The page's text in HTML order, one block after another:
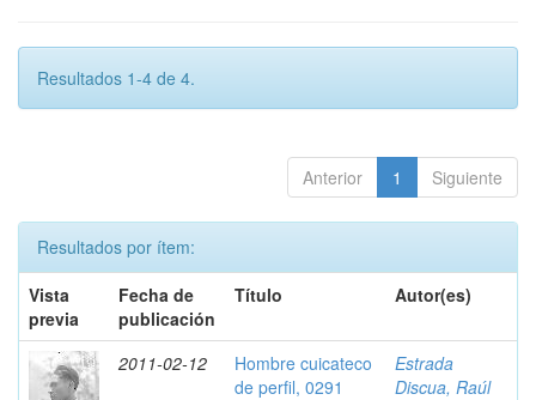
Resultados 1-4 de 4.
Anterior 1 Siguiente
Resultados por ítem:
Vista
previa
Fecha de
publicación
Título Autor(es)
2011-02-12
Hombre cuicateco
de perfil, 0291
Estrada
Discua, Raúl